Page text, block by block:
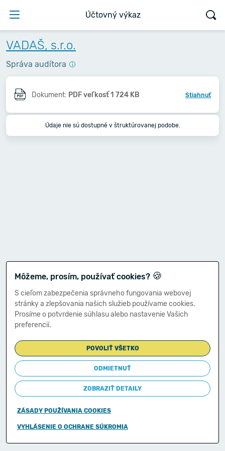
Účtovný výkaz
VADAŠ, s.r.o.
Správa audítora
Dokument: PDF veľkosť 1 724 KB Stiahnuť
Údaje nie sú dostupné v štruktúrovanej podobe.
Môžeme, prosím, používať cookies? 🍪
S cieľom zabezpečenia správneho fungovania webovej
stránky a zlepšovania našich služieb používame cookies.
Prosíme o potvrdenie súhlasu alebo nastavenie Vašich
preferencií.
POVOLIŤ VŠETKO
ODMIETNUŤ
ZOBRAZIŤ DETAILY
ZÁSADY POUŽÍVANIA COOKIES
VYHLÁSENIE O OCHRANE SÚKROMIA
Copyright © 2011-2026